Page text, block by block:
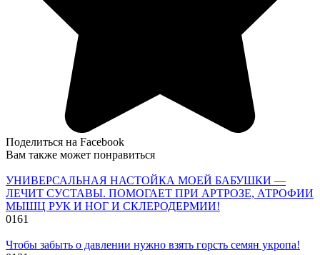
Поделиться на Facebook
Вам также может понравиться
УНИВЕРСАЛЬНАЯ НАСТОЙКА МОЕЙ БАБУШКИ —
ЛЕЧИТ СУСТАВЫ. ПОМОГАЕТ ПРИ АРТРОЗЕ, АТРОФИИ
МЫШЦ РУК И НОГ И СКЛЕРОДЕРМИИ!
0161
Чтобы забыть о давлении нужно взять горсть семян укропа!